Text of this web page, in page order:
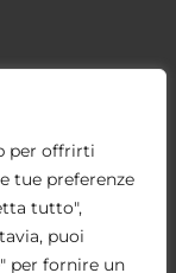
per offrirti
tue preferenze
tutto",
puoi
per fornire un